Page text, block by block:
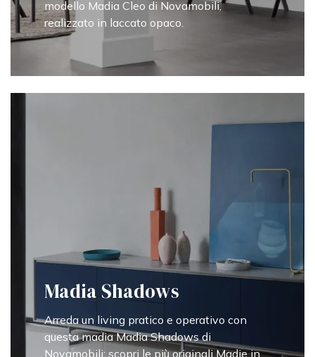
modello Madia Cleo di Novamobili,
realizzato in laccato opaco.
Madia Shadows
Arreda un living pratico e operativo con
questa madia Madia Shadows di
Novamobili: scopri le più originali Madie in